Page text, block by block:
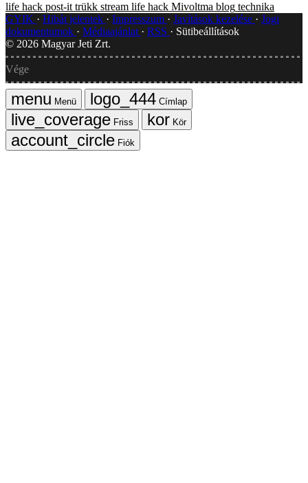
life hack post-it trükk stream life hack Mivoltma blog technika
GYIK
Hibát jelentek Impresszum Javítások kezelése
Jogi
dokumentumok
Médiaajánlat RSS
Sütibeállítások
© 2026 Magyar Jeti Zrt.
Vége
Menü
Címlap
Friss
Kör
Fiók